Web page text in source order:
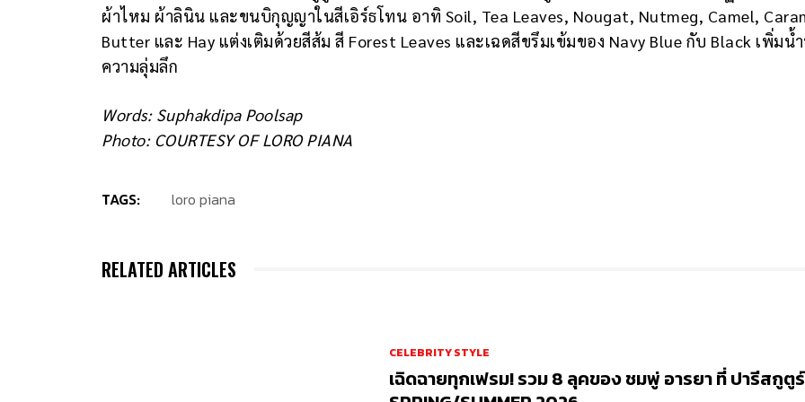
ผ้าไหม ผ้าลินิน และขนบิกุญญาในสีเอิร์ธโทน อาทิ Soil, Tea Leaves, Nougat, Nutmeg, Camel,
Butter และ Hay แต่งเติมด้วยสีส้ม สี Forest Leaves และเฉดสีขรึมเข้มของ Navy Blue กับ Black เพิ่มน้
ความลุ่มลึก
Words: Suphakdipa Poolsap
Photo: COURTESY OF LORO PIANA
TAGS: loro piana
RELATED ARTICLES
CELEBRITY STYLE
เฉิดฉายทุกเฟรม! รวม 8 ลุคของ ชมพู่ อารยา ที่ ปารีสกูตู